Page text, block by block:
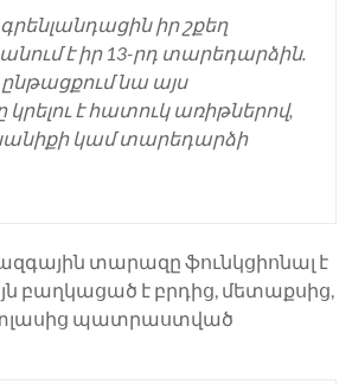
իր շքեղ
է իր 13-րդ տարեդարձին.
ընթացքում նա այս
է հատուկ առիթներով,
կամ տարեդարձի
տարազը ֆունկցիոնալ է
բաղկացած է բրդից, մետաքսից,
պատրաստված